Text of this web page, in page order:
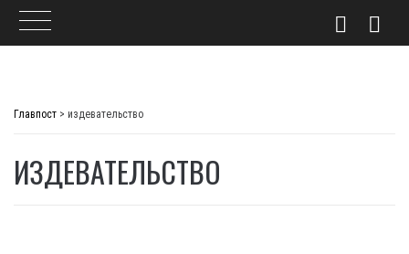
Главпост > издевательство
ИЗДЕВАТЕЛЬСТВО